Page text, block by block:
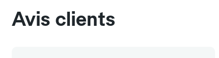
Avis clients